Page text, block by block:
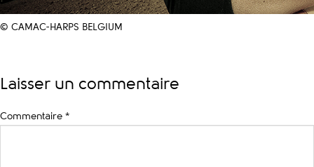
© CAMAC-HARPS BELGIUM
Laisser un commentaire
Commentaire *